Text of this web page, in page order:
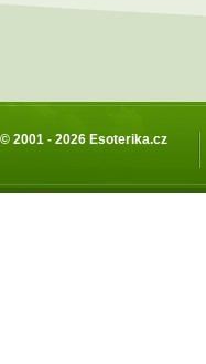
© 2001 - 2026 Esoterika.cz